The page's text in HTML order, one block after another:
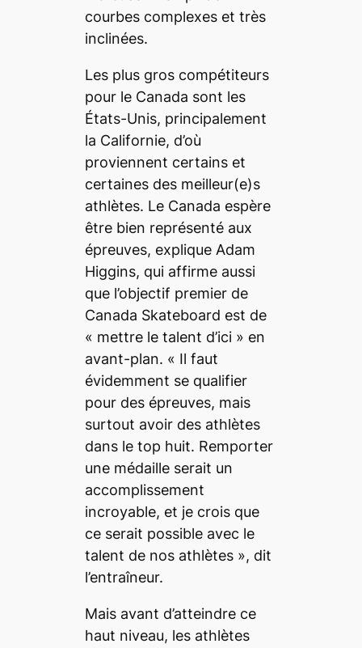
courbes complexes et très
inclinées.
Les plus gros compétiteurs
pour le Canada sont les
États-Unis, principalement
la Californie, d’où
proviennent certains et
certaines des meilleur(e)s
athlètes. Le Canada espère
être bien représenté aux
épreuves, explique Adam
Higgins, qui affirme aussi
que l’objectif premier de
Canada Skateboard est de
« mettre le talent d’ici » en
avant-plan. « Il faut
évidemment se qualifier
pour des épreuves, mais
surtout avoir des athlètes
dans le top huit. Remporter
une médaille serait un
accomplissement
incroyable, et je crois que
ce serait possible avec le
talent de nos athlètes », dit
l’entraîneur.
Mais avant d’atteindre ce
haut niveau, les athlètes